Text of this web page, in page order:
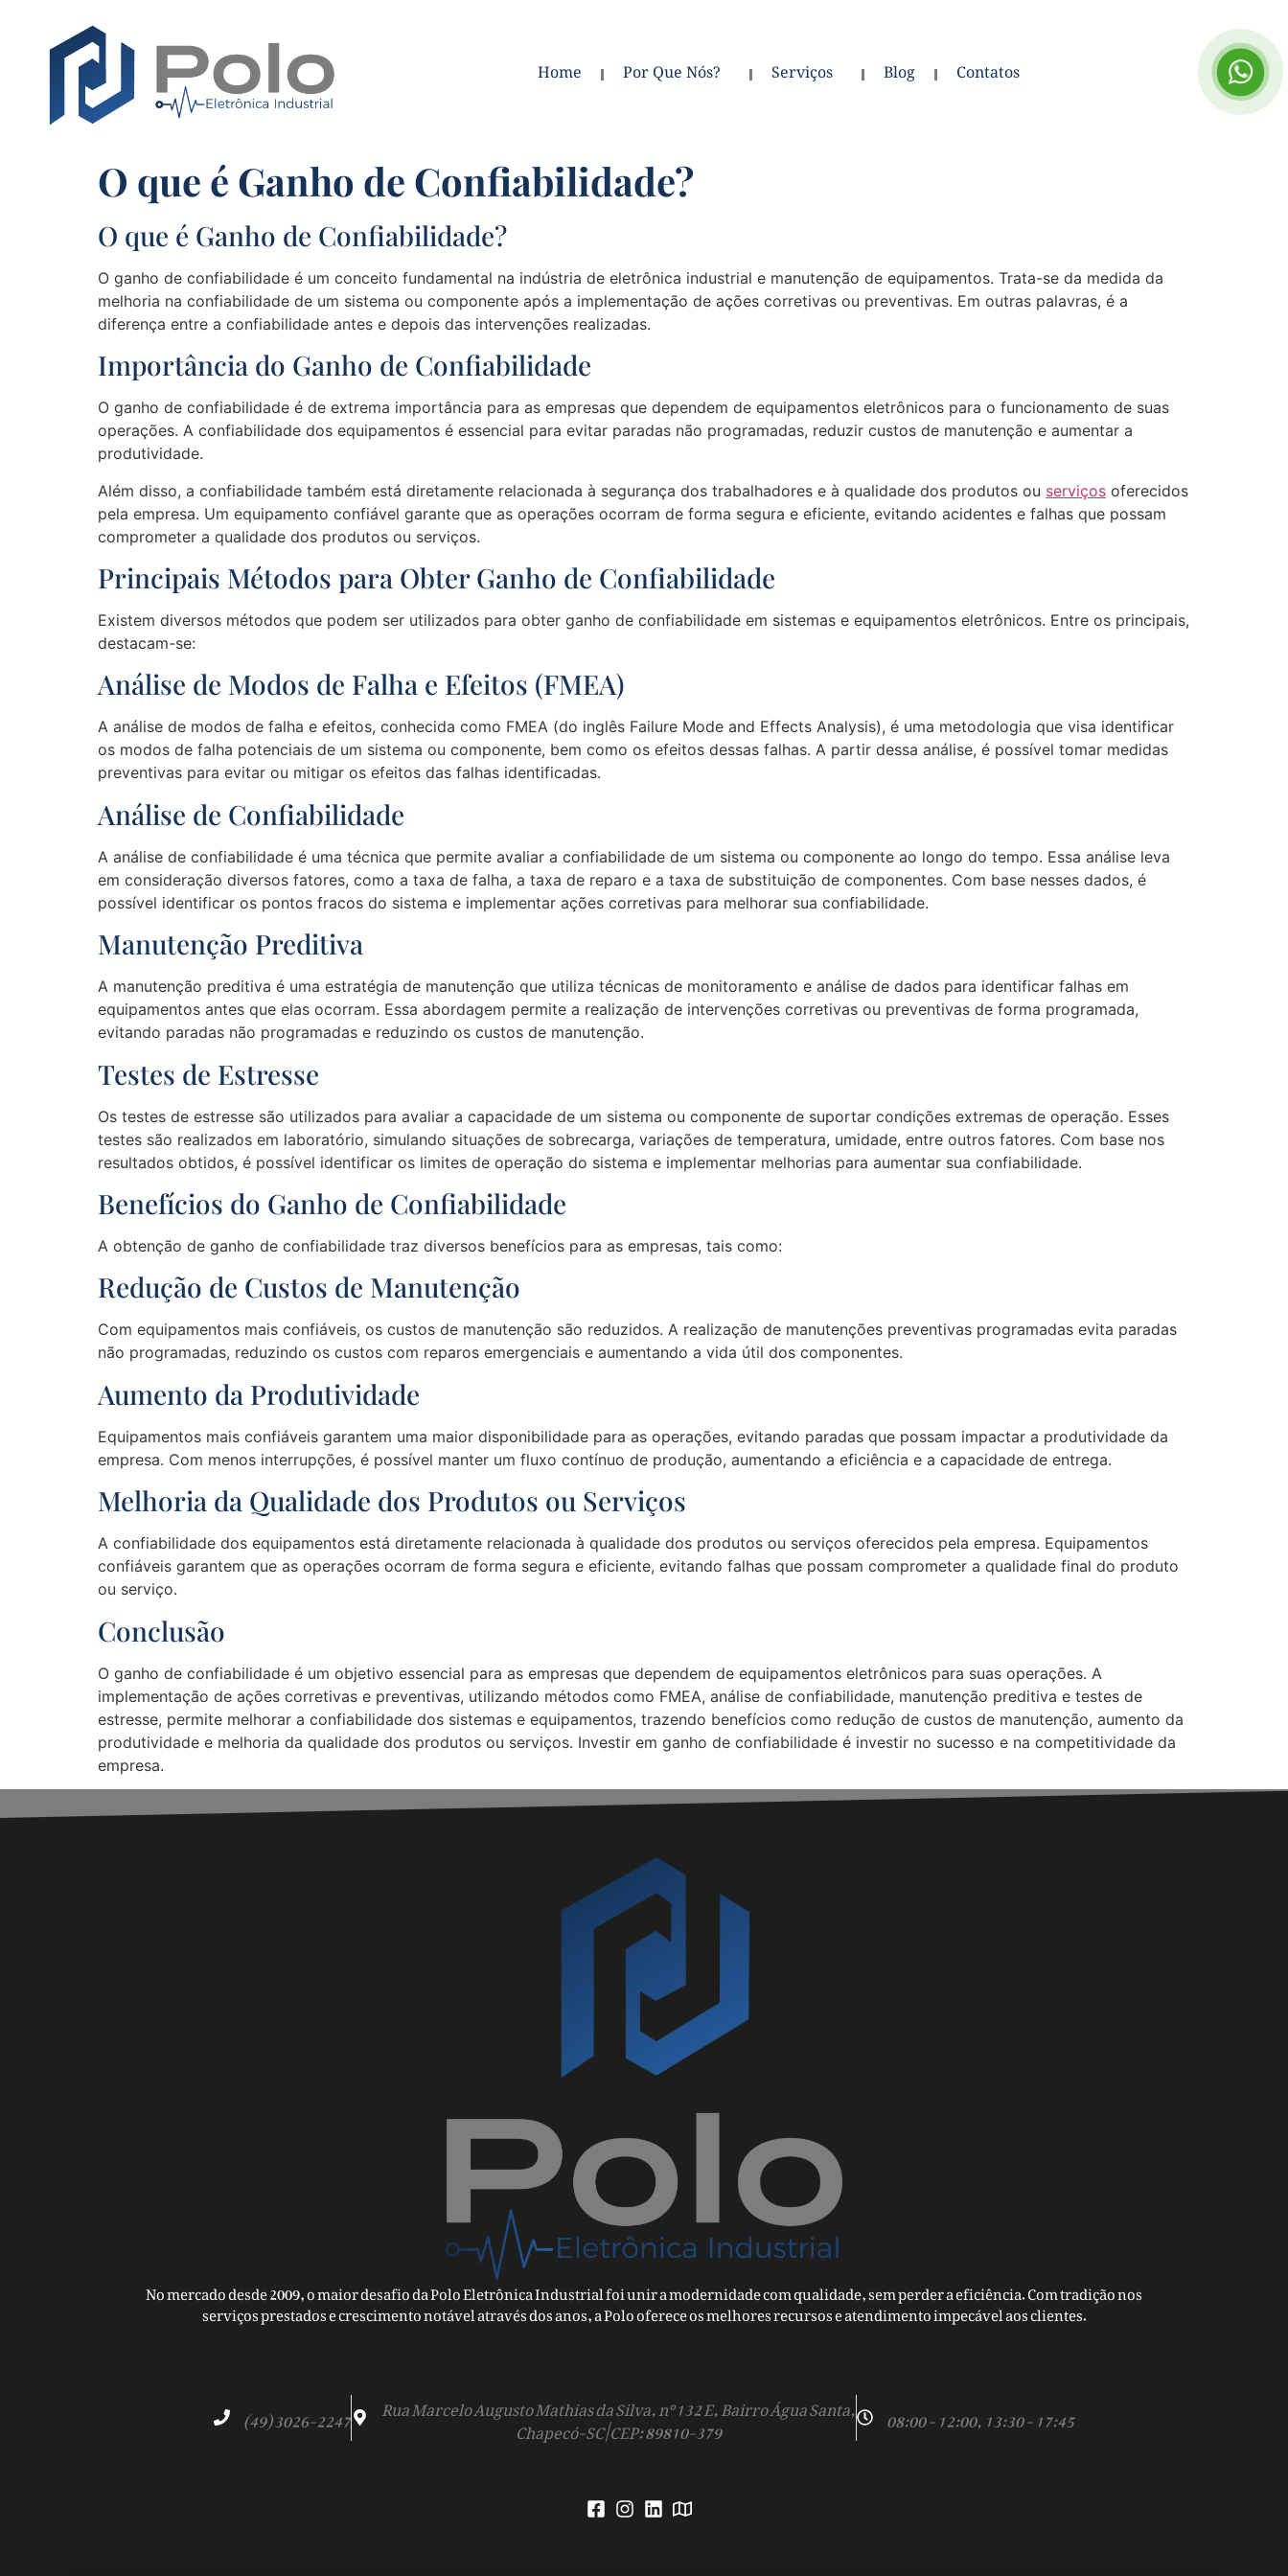
Home Por Que Nós? Serviços Blog Contatos
O que é Ganho de Confiabilidade?
O que é Ganho de Confiabilidade?
O ganho de confiabilidade é um conceito fundamental na indústria de eletrônica industrial e manutenção de equipamentos. Trata-se da medida da
melhoria na confiabilidade de um sistema ou componente após a implementação de ações corretivas ou preventivas. Em outras palavras, é a
diferença entre a confiabilidade antes e depois das intervenções realizadas.
Importância do Ganho de Confiabilidade
O ganho de confiabilidade é de extrema importância para as empresas que dependem de equipamentos eletrônicos para o funcionamento de suas
operações. A confiabilidade dos equipamentos é essencial para evitar paradas não programadas, reduzir custos de manutenção e aumentar a
produtividade.
Além disso, a confiabilidade também está diretamente relacionada à segurança dos trabalhadores e à qualidade dos produtos ou serviços oferecidos
pela empresa. Um equipamento confiável garante que as operações ocorram de forma segura e eficiente, evitando acidentes e falhas que possam
comprometer a qualidade dos produtos ou serviços.
Principais Métodos para Obter Ganho de Confiabilidade
Existem diversos métodos que podem ser utilizados para obter ganho de confiabilidade em sistemas e equipamentos eletrônicos. Entre os principais,
destacam-se:
Análise de Modos de Falha e Efeitos (FMEA)
A análise de modos de falha e efeitos, conhecida como FMEA (do inglês Failure Mode and Effects Analysis), é uma metodologia que visa identificar
os modos de falha potenciais de um sistema ou componente, bem como os efeitos dessas falhas. A partir dessa análise, é possível tomar medidas
preventivas para evitar ou mitigar os efeitos das falhas identificadas.
Análise de Confiabilidade
A análise de confiabilidade é uma técnica que permite avaliar a confiabilidade de um sistema ou componente ao longo do tempo. Essa análise leva
em consideração diversos fatores, como a taxa de falha, a taxa de reparo e a taxa de substituição de componentes. Com base nesses dados, é
possível identificar os pontos fracos do sistema e implementar ações corretivas para melhorar sua confiabilidade.
Manutenção Preditiva
A manutenção preditiva é uma estratégia de manutenção que utiliza técnicas de monitoramento e análise de dados para identificar falhas em
equipamentos antes que elas ocorram. Essa abordagem permite a realização de intervenções corretivas ou preventivas de forma programada,
evitando paradas não programadas e reduzindo os custos de manutenção.
Testes de Estresse
Os testes de estresse são utilizados para avaliar a capacidade de um sistema ou componente de suportar condições extremas de operação. Esses
testes são realizados em laboratório, simulando situações de sobrecarga, variações de temperatura, umidade, entre outros fatores. Com base nos
resultados obtidos, é possível identificar os limites de operação do sistema e implementar melhorias para aumentar sua confiabilidade.
Benefícios do Ganho de Confiabilidade
A obtenção de ganho de confiabilidade traz diversos benefícios para as empresas, tais como:
Redução de Custos de Manutenção
Com equipamentos mais confiáveis, os custos de manutenção são reduzidos. A realização de manutenções preventivas programadas evita paradas
não programadas, reduzindo os custos com reparos emergenciais e aumentando a vida útil dos componentes.
Aumento da Produtividade
Equipamentos mais confiáveis garantem uma maior disponibilidade para as operações, evitando paradas que possam impactar a produtividade da
empresa. Com menos interrupções, é possível manter um fluxo contínuo de produção, aumentando a eficiência e a capacidade de entrega.
Melhoria da Qualidade dos Produtos ou Serviços
A confiabilidade dos equipamentos está diretamente relacionada à qualidade dos produtos ou serviços oferecidos pela empresa. Equipamentos
confiáveis garantem que as operações ocorram de forma segura e eficiente, evitando falhas que possam comprometer a qualidade final do produto
ou serviço.
Conclusão
O ganho de confiabilidade é um objetivo essencial para as empresas que dependem de equipamentos eletrônicos para suas operações. A
implementação de ações corretivas e preventivas, utilizando métodos como FMEA, análise de confiabilidade, manutenção preditiva e testes de
estresse, permite melhorar a confiabilidade dos sistemas e equipamentos, trazendo benefícios como redução de custos de manutenção, aumento da
produtividade e melhoria da qualidade dos produtos ou serviços. Investir em ganho de confiabilidade é investir no sucesso e na competitividade da
empresa.
No mercado desde 2009, o maior desafio da Polo Eletrônica Industrial foi unir a modernidade com qualidade, sem perder a eficiência. Com tradição nos
serviços prestados e crescimento notável através dos anos, a Polo oferece os melhores recursos e atendimento impecável aos clientes.
(49) 3026-2247 Rua Marcelo Augusto Mathias da Silva, nº 132 E, Bairro Água Santa,
Chapecó-SC | CEP: 89810-379 08:00 - 12:00, 13:30 - 17:45